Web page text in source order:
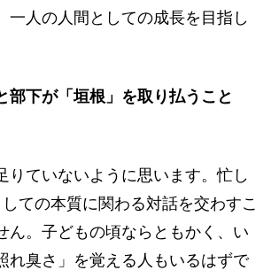
一人の人間としての成長を目指し
部下が「垣根」を取り払うこと
ていないように思います。忙し
ての本質に関わる対話を交わすこ
ん。子どもの頃ならともかく、い
れ臭さ」を覚える人もいるはずで